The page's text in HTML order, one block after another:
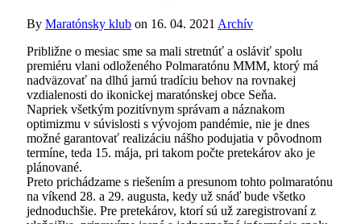
By Maratónsky klub on 16. 04. 2021 Archív
Približne o mesiac sme sa mali stretnúť a osláviť spolu
premiéru vlani odloženého Polmaratónu MMM, ktorý má
nadväzovať na dlhú jarnú tradíciu behov na rovnakej
vzdialenosti do ikonickej maratónskej obce Seňa.
Napriek všetkým pozitívnym správam a náznakom
optimizmu v súvislosti s vývojom pandémie, nie je dnes
možné garantovať realizáciu nášho podujatia v pôvodnom
termíne, teda 15. mája, pri takom počte pretekárov ako je
plánované.
Preto prichádzame s riešením a presunom tohto polmaratónu
na víkend 28. a 29. augusta, kedy už snáď bude všetko
jednoduchšie. Pre pretekárov, ktorí sú už zaregistrovaní z